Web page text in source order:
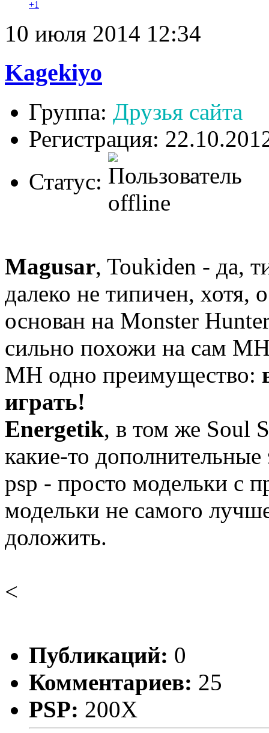
+1
10 июля 2014 12:34
Kagekiyo
Группа: Друзья сайта
Регистрация:
Статус:
Magusar, Toukiden - да,
далеко не типичен,
основан на Monster
сильно похожи на сам
МН одно преимущество:
играть!
Energetik, в том же Soul
какие-то
psp - просто модельки с
модельки не самого
доложить.
<
Публикаций: 0
Комментариев: 25
PSP: 200X